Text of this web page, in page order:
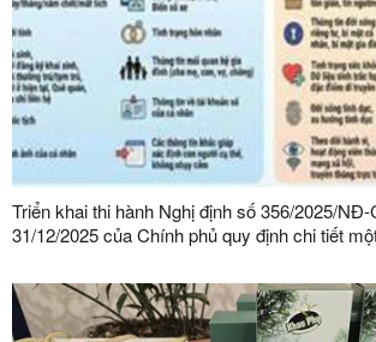
Triển khai thi hành Nghị định số 356/2025/NĐ-
31/12/2025 của Chính phủ quy định chi tiết
Sơn